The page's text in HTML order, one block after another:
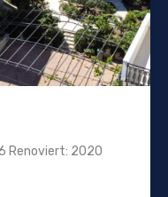
Renoviert: 2020